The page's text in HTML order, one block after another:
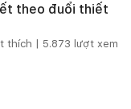
theo đuổi thiết
thích | 5.873 lượt xem